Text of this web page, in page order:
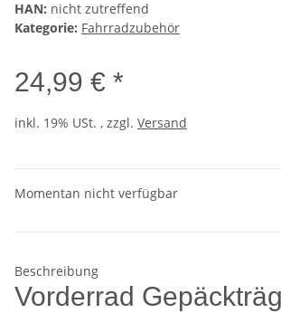
HAN: nicht zutreffend
Kategorie: Fahrradzubehör
24,99 € *
inkl. 19% USt. , zzgl. Versand
Momentan nicht verfügbar
Beschreibung
Vorderrad